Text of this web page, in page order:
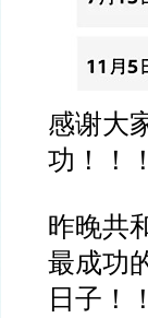
感谢大
功！！
昨晚共
最成功
日子！